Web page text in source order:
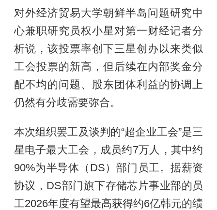
对外经济贸易大学朝鲜半岛问题研究中
心兼职研究员权小星对第一财经记者分
析说，该投票率创下三星创办以来类似
工会投票的新高，但后续在内部奖金分
配不均的问题、股东团体利益的协调上
仍然有分歧需要弥合。
本次组织罢工及谈判的“超企业工会”是三
星电子最大工会，成员约7万人，其中约
90%为半导体（DS）部门员工。据薪资
协议，DS部门旗下存储芯片事业部的员
工2026年度有望最高获得约6亿韩元的绩